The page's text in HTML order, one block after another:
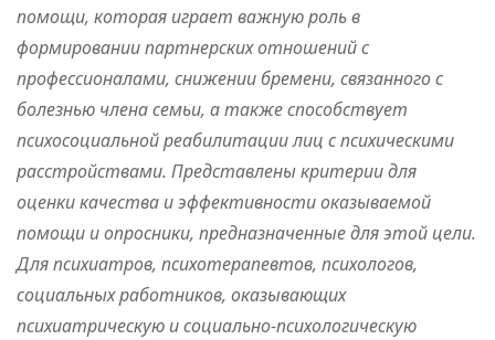
помощи, которая играет важную роль в
формировании партнерских отношений с
профессионалами, снижении бремени, связанного с
болезнью члена семьи, а также способствует
психосоциальной реабилитации лиц с психическими
расстройствами. Представлены критерии для
оценки качества и эффективности оказываемой
помощи и опросники, предназначенные для этой цели.
Для психиатров, психотерапевтов, психологов,
социальных работников, оказывающих
психиатрическую и социально-психологическую